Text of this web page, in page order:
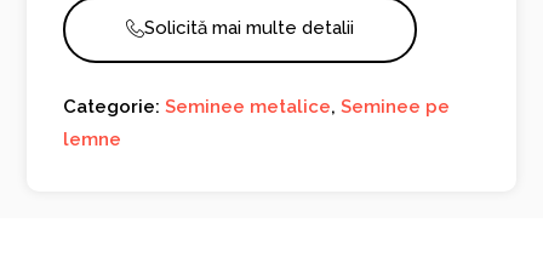
Solicită mai multe detalii
Categorie:Seminee metalice,Seminee pe
lemne